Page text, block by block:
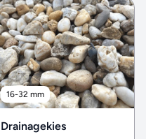
16-32 mm
Drainagekies